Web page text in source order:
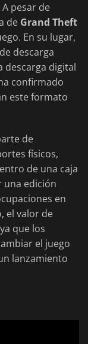
pesar de
de Grand Theft
En su lugar,
descarga
descarga digital
confirmado
este formato
de
físicos,
de una caja
edición
en
el valor de
que los
el juego
lanzamiento